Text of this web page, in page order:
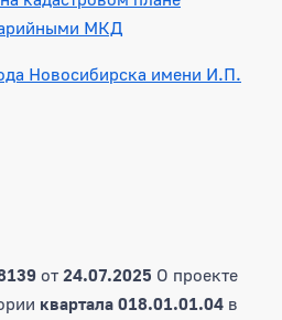
МКД
Новосибирска имени И.П.
от 24.07.2025 О проекте
квартала 018.01.01.04 в